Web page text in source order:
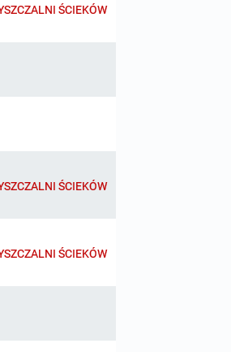
ŚCIEKÓW
ŚCIEKÓW
ŚCIEKÓW